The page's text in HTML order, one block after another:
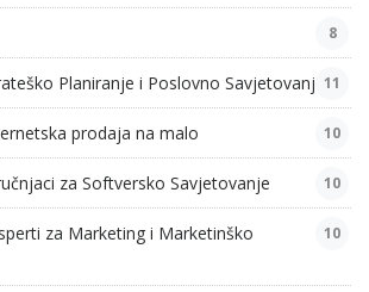
8
Planiranje i Poslovno Savjetovanje11
prodaja na malo 10
za Softversko Savjetovanje 10
za Marketing i Marketinško
10